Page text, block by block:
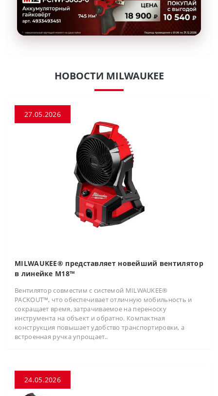
НОВОСТИ MILWAUKEE
27.05.2026
MILWAUKEE® представляет новейший вентилятор
в линейке M18™
Вентилятор совместим с системой MILWAUKEE®
PACKOUT™, что обеспечивает отличную мобильность и
сокращает время, затрачиваемое на переноску
инструмента на объект и обратно. Компактная
конструкция повышает удобство транспортировки, а
встроенная ручка упрощает..
24.05.2026